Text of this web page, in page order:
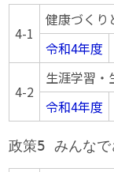
4-1
健康づくり
令和4年度
4-2
生涯学習・
令和4年度
政策5 みんなで